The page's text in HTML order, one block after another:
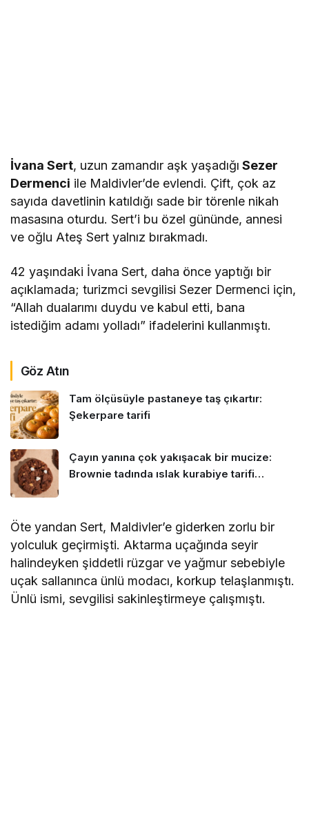
İvana Sert, uzun zamandır aşk yaşadığı Sezer
Dermenci ile Maldivler’de evlendi. Çift, çok az
sayıda davetlinin katıldığı sade bir törenle nikah
masasına oturdu. Sert’i bu özel gününde, annesi
ve oğlu Ateş Sert yalnız bırakmadı.
42 yaşındaki İvana Sert, daha önce yaptığı bir
açıklamada; turizmci sevgilisi Sezer Dermenci için,
“Allah dualarımı duydu ve kabul etti, bana
istediğim adamı yolladı” ifadelerini kullanmıştı.
Göz Atın
Tam ölçüsüyle pastaneye taş çıkartır:
Şekerpare tarifi
Çayın yanına çok yakışacak bir mucize:
Brownie tadında ıslak kurabiye tarifi…
Öte yandan Sert, Maldivler’e giderken zorlu bir
yolculuk geçirmişti. Aktarma uçağında seyir
halindeyken şiddetli rüzgar ve yağmur sebebiyle
uçak sallanınca ünlü modacı, korkup telaşlanmıştı.
Ünlü ismi, sevgilisi sakinleştirmeye çalışmıştı.